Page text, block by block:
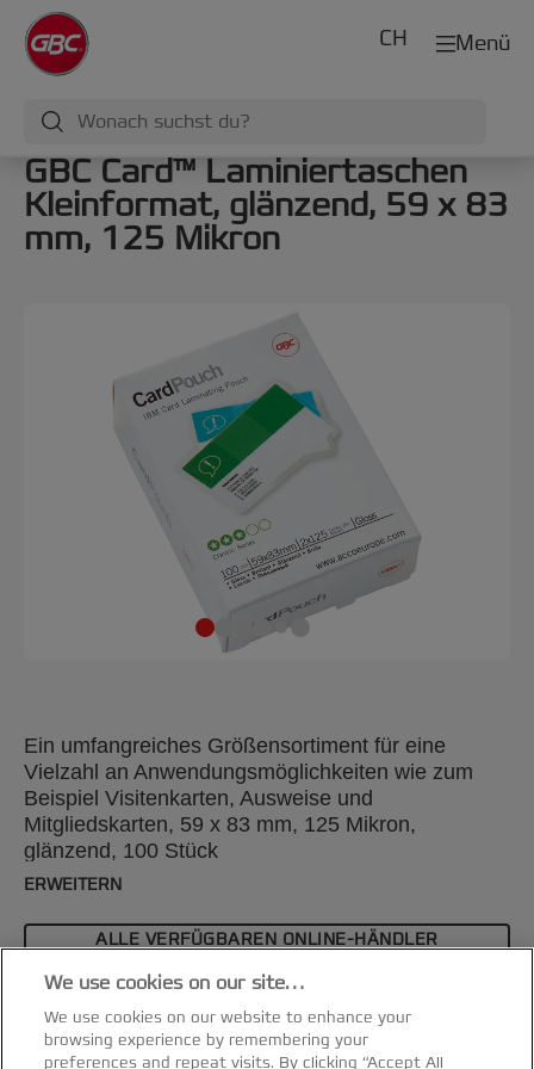
Menü
CH
GBC Card™ Laminiertaschen
Kleinformat, glänzend, 59 x 83
mm, 125 Mikron
Ein umfangreiches Größensortiment für eine
Vielzahl an Anwendungsmöglichkeiten wie zum
Beispiel Visitenkarten, Ausweise und
Mitgliedskarten, 59 x 83 mm, 125 Mikron,
glänzend, 100 Stück
ERWEITERN
ALLE VERFÜGBAREN ONLINE-HÄNDLER
ANZEIGEN
Spezifikationen & Merkmale
We use cookies on our site…
We use cookies on our website to enhance your
browsing experience by remembering your
preferences and repeat visits. By clicking “Accept All